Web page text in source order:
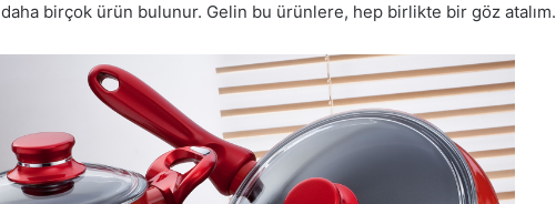
daha birçok ürün bulunur. Gelin bu ürünlere, hep birlikte bir göz atalım.